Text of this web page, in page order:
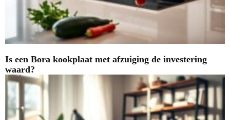
Is een Bora kookplaat met afzuiging de investering
waard?